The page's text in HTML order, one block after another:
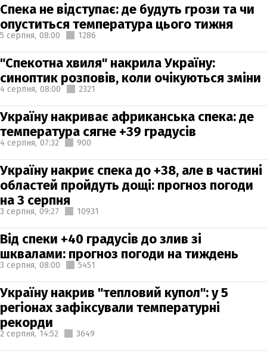
Спека не відступає: де будуть грози та чи
опуститься температура цього тижня
5 серпня, 08:00 1286
"Спекотна хвиля" накрила Україну:
синоптик розповів, коли очікуються зміни
4 серпня, 08:00 2321
Україну накриває африканська спека: де
температура сягне +39 градусів
4 серпня, 07:32 900
Україну накриє спека до +38, але в частині
областей пройдуть дощі: прогноз погоди
на 3 серпня
3 серпня, 09:27 10931
Від спеки +40 градусів до злив зі
шквалами: прогноз погоди на тиждень
3 серпня, 08:00 5451
Україну накрив "тепловий купол": у 5
регіонах зафіксували температурні
рекорди
2 серпня, 14:52 3649